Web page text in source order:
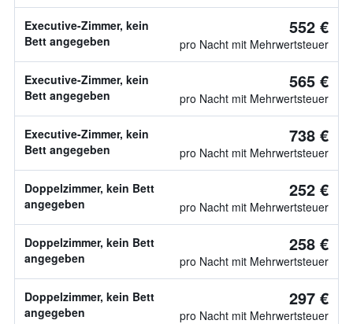
Executive-Zimmer, kein
Bett angegeben
552 €
pro Nacht mit Mehrwertsteuer
Executive-Zimmer, kein
Bett angegeben
565 €
pro Nacht mit Mehrwertsteuer
Executive-Zimmer, kein
Bett angegeben
738 €
pro Nacht mit Mehrwertsteuer
Doppelzimmer, kein Bett
angegeben
252 €
pro Nacht mit Mehrwertsteuer
Doppelzimmer, kein Bett
angegeben
258 €
pro Nacht mit Mehrwertsteuer
Doppelzimmer, kein Bett
angegeben
297 €
pro Nacht mit Mehrwertsteuer